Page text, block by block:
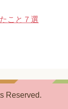
こと７選
Reserved.